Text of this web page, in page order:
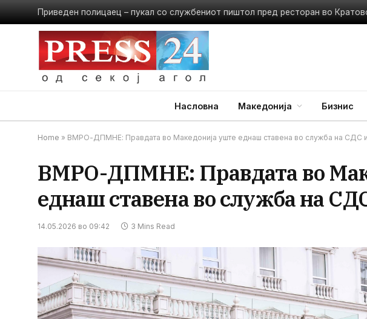
Приведен полицаец – пукал со службениот пиштол пред ресторан во
Насловна Македонија Бизнис
Home » ВМРО-ДПМНЕ: Правдата во Македонија уште еднаш ставена во служба на СДС
ВМРО-ДПМНЕ: Правдата во
еднаш ставена во служба на
14.05.2026 во 09:42 3 Mins Read